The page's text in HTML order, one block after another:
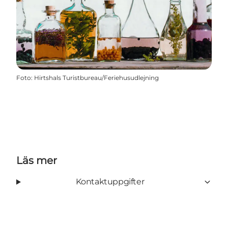
Foto: Hirtshals Turistbureau/Feriehusudlejning
Läs mer
Kontaktuppgifter